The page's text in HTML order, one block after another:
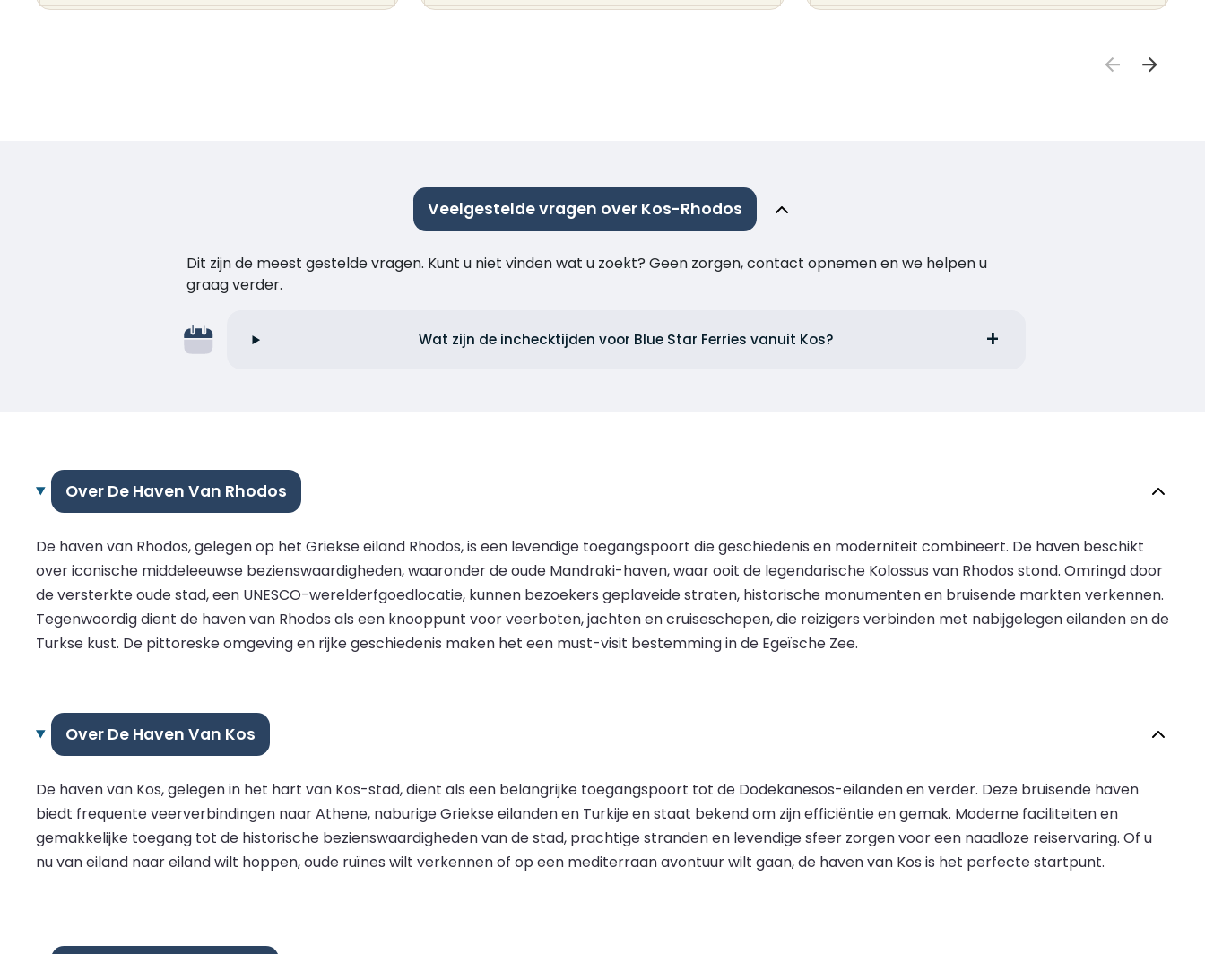
Veelgestelde vragen over Kos-Rhodos
Dit zijn de meest gestelde vragen. Kunt u niet vinden wat u zoekt? Geen zorgen, contact opnemen en we helpen u
graag verder.
Wat zijn de inchecktijden voor Blue Star Ferries vanuit Kos?
Over De Haven Van Rhodos
De haven van Rhodos, gelegen op het Griekse eiland Rhodos, is een levendige toegangspoort die geschiedenis en moderniteit combineert. De haven beschikt
over iconische middeleeuwse bezienswaardigheden, waaronder de oude Mandraki-haven, waar ooit de legendarische Kolossus van Rhodos stond. Omringd door
de versterkte oude stad, een UNESCO-werelderfgoedlocatie, kunnen bezoekers geplaveide straten, historische monumenten en bruisende markten verkennen.
Tegenwoordig dient de haven van Rhodos als een knooppunt voor veerboten, jachten en cruiseschepen, die reizigers verbinden met nabijgelegen eilanden en de
Turkse kust. De pittoreske omgeving en rijke geschiedenis maken het een must-visit bestemming in de Egeïsche Zee.
Over De Haven Van Kos
De haven van Kos, gelegen in het hart van Kos-stad, dient als een belangrijke toegangspoort tot de Dodekanesos-eilanden en verder. Deze bruisende haven
biedt frequente veerverbindingen naar Athene, naburige Griekse eilanden en Turkije en staat bekend om zijn efficiëntie en gemak. Moderne faciliteiten en
gemakkelijke toegang tot de historische bezienswaardigheden van de stad, prachtige stranden en levendige sfeer zorgen voor een naadloze reiservaring. Of u
nu van eiland naar eiland wilt hoppen, oude ruïnes wilt verkennen of op een mediterraan avontuur wilt gaan, de haven van Kos is het perfecte startpunt.